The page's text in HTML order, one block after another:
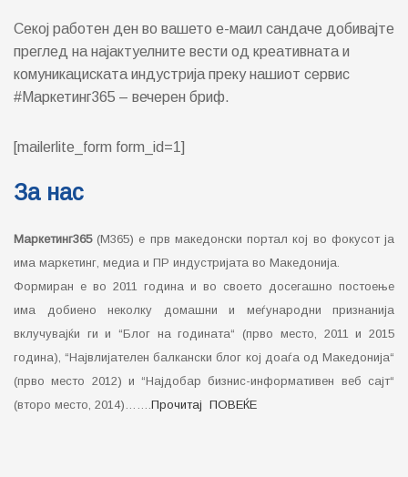
Секој работен ден во вашето е-маил сандаче добивајте
преглед на најактуелните вести од креативната и
комуникациската индустрија преку нашиот сервис
#Маркетинг365 – вечерен бриф.
[mailerlite_form form_id=1]
За нас
Маркетинг365(М365) е прв македонски портал кој во фокусот ја
има маркетинг, медиа и ПР индустријата во Македонија.
Формиран е во 2011 година и во своето досегашно постоење
има добиено неколку домашни и меѓународни признанија
вклучувајќи ги и “Блог на годината“ (прво место, 2011 и 2015
година), “Највлијателен балкански блог кој доаѓа од Македонија“
(прво место 2012) и “Најдобар бизнис-информативен веб сајт“
(второ место, 2014)……. Прочитај ПОВЕЌЕ